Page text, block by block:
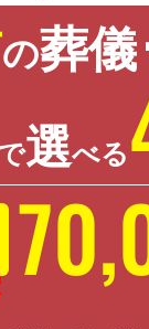
の葬儀
選べる
70,